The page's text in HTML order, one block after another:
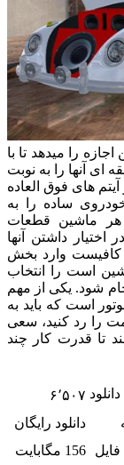
را میدهد تا با
ای آنها را به نوبت
های فوق العاده
ساده را به
هر ماشین قطعات
داشتن آنها
کافیست وارد بخش
است را انتخاب
شود. یکی از مهم
است که باید به
را رد کنید، سعی
تا قدرت کار چند
۶٬۵۰۷
دانلود رایگان
156 مگابایت